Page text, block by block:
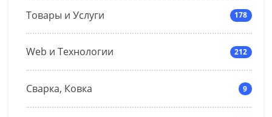
Товары и Услуги 178
Web и Технологии 212
Сварка, Ковка 9